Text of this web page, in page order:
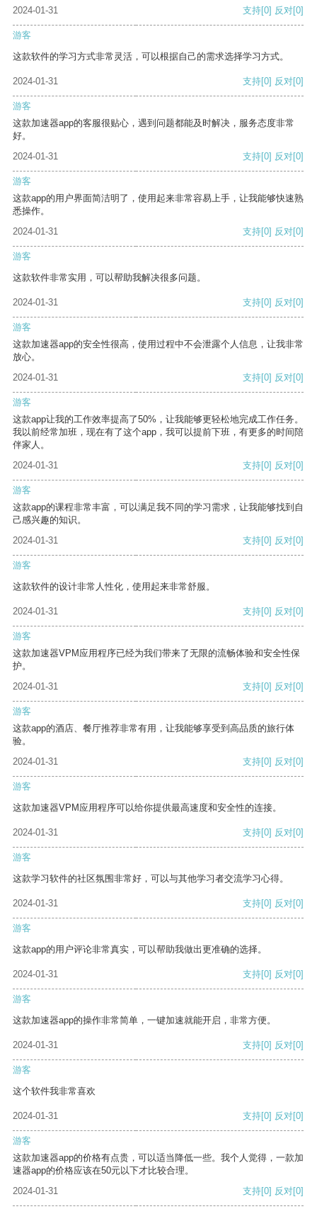
2024-01-31 支持[0] 反对[0]
游客
这款软件的学习方式非常灵活，可以根据自己的需求选择学习方式。
2024-01-31 支持[0] 反对[0]
游客
这款加速器app的客服很贴心，遇到问题都能及时解决，服务态度非常
好。
2024-01-31
支持[0] 反对[0]
游客
这款app的用户界面简洁明了，使用起来非常容易上手，让我能够快速熟
悉操作。
2024-01-31
支持[0] 反对[0]
游客
这款软件非常实用，可以帮助我解决很多问题。
2024-01-31 支持[0] 反对[0]
游客
这款加速器app的安全性很高，使用过程中不会泄露个人信息，让我非常
放心。
2024-01-31
支持[0] 反对[0]
游客
这款app让我的工作效率提高了50%，让我能够更轻松地完成工作任务。
我以前经常加班，现在有了这个app，我可以提前下班，有更多的时间陪
伴家人。
2024-01-31
支持[0] 反对[0]
游客
这款app的课程非常丰富，可以满足我不同的学习需求，让我能够找到自
己感兴趣的知识。
2024-01-31
支持[0] 反对[0]
游客
这款软件的设计非常人性化，使用起来非常舒服。
2024-01-31 支持[0] 反对[0]
游客
这款加速器VPM应用程序已经为我们带来了无限的流畅体验和安全性保
护。
2024-01-31
支持[0] 反对[0]
游客
这款app的酒店、餐厅推荐非常有用，让我能够享受到高品质的旅行体
验。
2024-01-31
支持[0] 反对[0]
游客
这款加速器VPM应用程序可以给你提供最高速度和安全性的连接。
2024-01-31 支持[0] 反对[0]
游客
这款学习软件的社区氛围非常好，可以与其他学习者交流学习心得。
2024-01-31 支持[0] 反对[0]
游客
这款app的用户评论非常真实，可以帮助我做出更准确的选择。
2024-01-31 支持[0] 反对[0]
游客
这款加速器app的操作非常简单，一键加速就能开启，非常方便。
2024-01-31 支持[0] 反对[0]
游客
这个软件我非常喜欢
2024-01-31 支持[0] 反对[0]
游客
这款加速器app的价格有点贵，可以适当降低一些。我个人觉得，一款加
速器app的价格应该在50元以下才比较合理。
2024-01-31
支持[0] 反对[0]